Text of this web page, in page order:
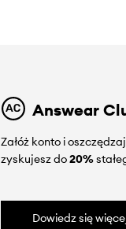
Answear
Załóż konto i
zyskujesz do20%
Dowiedz się